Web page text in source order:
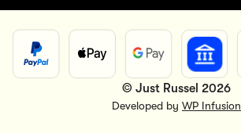
© Just Russel 2026
Developed by WP Infusion